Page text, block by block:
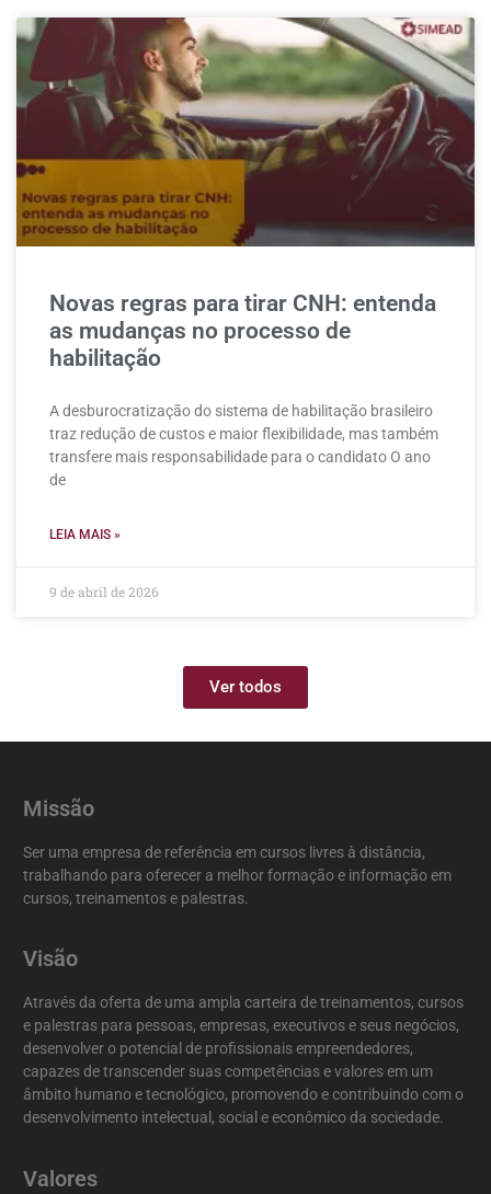
Novas regras para tirar CNH: entenda
as mudanças no processo de
habilitação
A desburocratização do sistema de habilitação brasileiro
traz redução de custos e maior flexibilidade, mas também
transfere mais responsabilidade para o candidato O ano
de
LEIA MAIS »
9 de abril de 2026
Ver todos
Missão
Ser uma empresa de referência em cursos livres à distância,
trabalhando para oferecer a melhor formação e informação em
cursos, treinamentos e palestras.
Visão
Através da oferta de uma ampla carteira de treinamentos, cursos
e palestras para pessoas, empresas, executivos e seus negócios,
desenvolver o potencial de profissionais empreendedores,
capazes de transcender suas competências e valores em um
âmbito humano e tecnológico, promovendo e contribuindo com o
desenvolvimento intelectual, social e econômico da sociedade.
Valores